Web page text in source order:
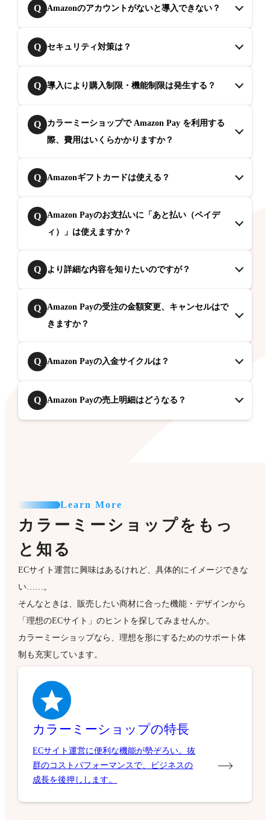
Q Amazonのアカウントがないと導入できない？
Q セキュリティ対策は？
Q 導入により購入制限・機能制限は発生する？
Q
カラーミーショップで Amazon Pay を利用する
際、費用はいくらかかりますか？
Q Amazonギフトカードは使える？
Q
Amazon Payのお支払いに「あと払い（ペイデ
ィ）」は使えますか？
Q より詳細な内容を知りたいのですが？
Q
Amazon Payの受注の金額変更、キャンセルはで
きますか？
Q Amazon Payの入金サイクルは？
Q Amazon Payの売上明細はどうなる？
Learn More
カラーミーショップをもっ
と知る
ECサイト運営に興味はあるけれど、具体的にイメージできな
い……。
そんなときは、販売したい商材に合った機能・デザインから
「理想のECサイト」のヒントを探してみませんか。
カラーミーショップなら、理想を形にするためのサポート体
制も充実しています。
カラーミーショップの特長
ECサイト運営に便利な機能が勢ぞろい。抜
群のコストパフォーマンスで、ビジネスの
成長を後押しします。